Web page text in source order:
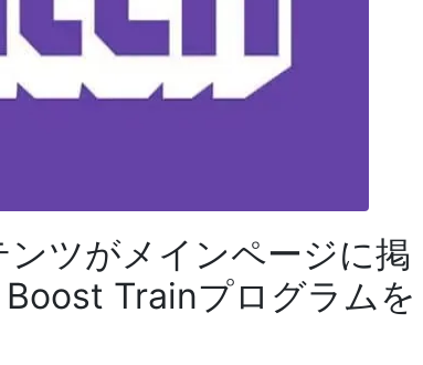
ツがメインページに掲
Trainプログラムを